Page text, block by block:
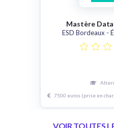
Mastère
ESD Bordeaux -
7500 euros (prise en charge par
VOIR TOUTES